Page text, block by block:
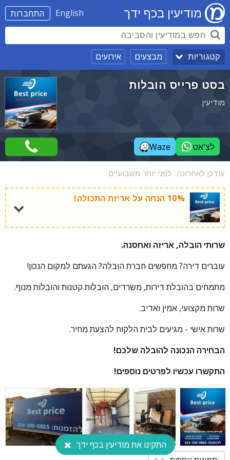
התחברות English מודיעין בכף ידך
קטגוריות מבצעים אירועים
בסט פרייס הובלות
מודיעין
לצ'אט Waze
עודכן לאחרונה: לפני יותר משבועיים
10% הנחה על אריזת התכולה!
שרותי הובלה, אריזה ואחסנה.
עוברים דירה? מחפשים חברת הובלה? הגעתם למקום הנכון!
מתמחים בהובלת דירות, משרדים, הובלות קטנות והובלות מנוף.
שרות מקצועי, אמין ואדיב.
שרות אישי - מגיעים לבית הלקוח להצעת מחיר.
הבחירה הנכונה להובלה שלכם!
התקשרו עכשיו לפרטים נוספים!
התקינו את מודיעין בכף ידך